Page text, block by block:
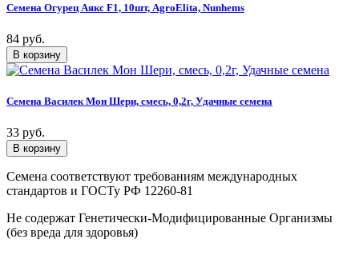
Семена Огурец Аякс F1, 10шт, AgroElita, Nunhems
84 руб.
Семена Василек Мон Шери, смесь, 0,2г, Удачные семена
33 руб.
Семена соответствуют требованиям международных
стандартов и ГОСТу РФ 12260-81
Не содержат Генетически-Модифицированные Организмы
(без вреда для здоровья)